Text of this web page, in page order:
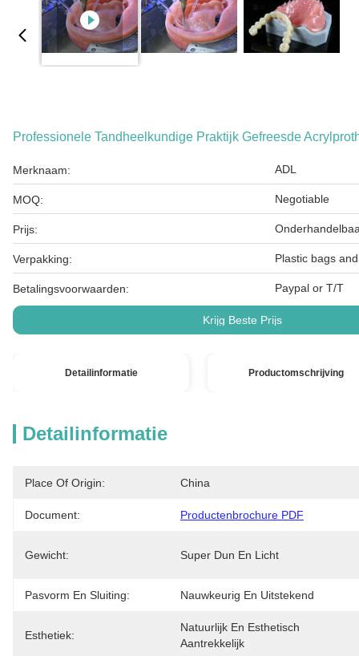
Professionele Tandheelkundige Praktijk Gefreesde
Merknaam: ADL
MOQ: Negotiable
Prijs:
Verpakking: Plastic bags
Betalingsvoorwaarden: Paypal or T/T
Krijg Beste Prijs
Detailinformatie Productomschrijving
Detailinformatie
Place Of Origin: China
Document: Productenbrochure PDF
Gewicht: Super Dun En Licht
Pasvorm En Sluiting: Nauwkeurig En Uitstekend
Esthetiek:
Natuurlijk En Esthetisch
Aantrekkelijk